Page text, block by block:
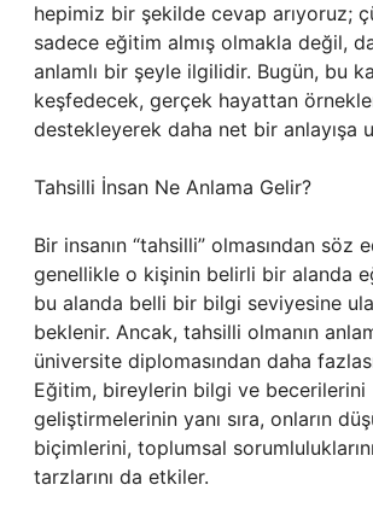
hepimiz bir şekilde cevap arıyoruz;
sadece eğitim almış olmakla değil,
anlamlı bir şeyle ilgilidir. Bugün, bu
keşfedecek, gerçek hayattan
destekleyerek daha net bir anlayışa
Tahsilli İnsan Ne Anlama Gelir?
Bir insanın “tahsilli” olmasından söz
genellikle o kişinin belirli bir alanda
bu alanda belli bir bilgi seviyesine
beklenir. Ancak, tahsilli olmanın
üniversite diplomasından daha
Eğitim, bireylerin bilgi ve becerilerini
geliştirmelerinin yanı sıra, onların
biçimlerini, toplumsal
tarzlarını da etkiler.